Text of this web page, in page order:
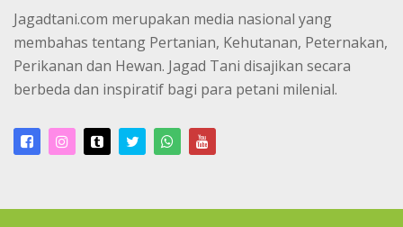
Jagadtani.com merupakan media nasional yang
membahas tentang Pertanian, Kehutanan, Peternakan,
Perikanan dan Hewan. Jagad Tani disajikan secara
berbeda dan inspiratif bagi para petani milenial.